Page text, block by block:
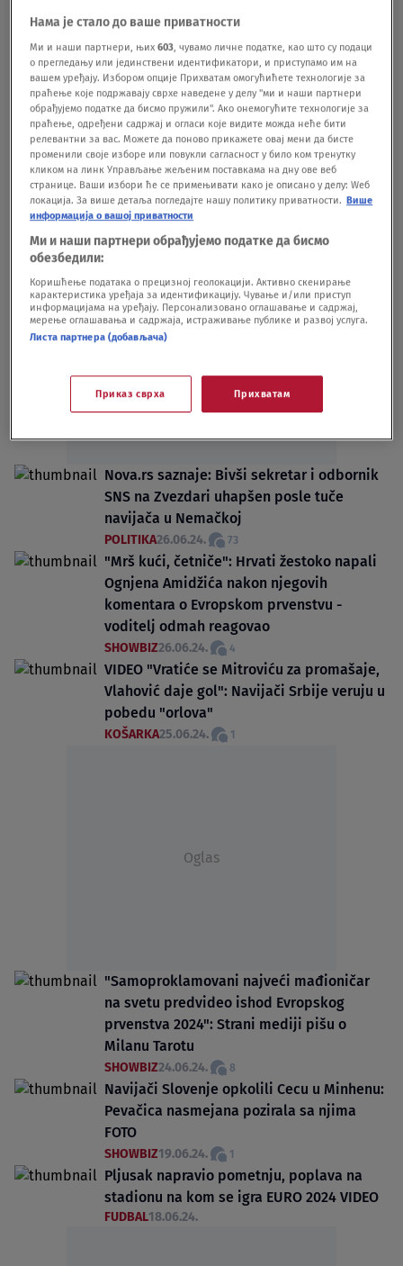
Granda otkrila šta se desilo sa pesmom
SHOWBIZ08.07.24.
VIDEO Jeziv snimak sa Evra: Redari mučki
tuku navijača u tunelu, šutirali ga i udarali
pesnicama
FUDBAL03.07.24. 3
FOTO Dejan Matić sinoć bodrio Orlove sa
tribina: Osvanula slika pevača iz Alijanc
arene
Nova.rs saznaje: Bivši sekretar i odbornik
SNS na Zvezdari uhapšen posle tuče
navijača u Nemačkoj
POLITIKA26.06.24. 73
"Mrš kući, četniče": Hrvati žestoko napali
Ognjena Amidžića nakon njegovih
komentara o Evropskom prvenstvu -
voditelj odmah reagovao
SHOWBIZ26.06.24. 4
VIDEO "Vratiće se Mitroviću za promašaje,
Vlahović daje gol": Navijači Srbije veruju u
pobedu "orlova"
KOŠARKA25.06.24. 1
Oglas
"Samoproklamovani najveći mađioničar
na svetu predvideo ishod Evropskog
prvenstva 2024": Strani mediji pišu o
Milanu Tarotu
SHOWBIZ24.06.24. 8
Navijači Slovenje opkolili Cecu u Minhenu:
Pevačica nasmejana pozirala sa njima
FOTO
SHOWBIZ19.06.24. 1
Pljusak napravio pometnju, poplava na
stadionu na kom se igra EURO 2024 VIDEO
FUDBAL18.06.24.
Нама је стало до ваше приватности
Ми и наши партнери, њих603, чувамо личне податке, као што су подаци
о прегледању или јединствени идентификатори, и приступамо им на
вашем уређају. Избором опције Прихватам омогућићете технологије за
праћење које подржавају сврхе наведене у делу "ми и наши партнери
обрађујемо податке да бисмо пружили". Ако онемогућите технологије за
праћење, одређени садржај и огласи које видите можда неће бити
релевантни за вас. Можете да поново прикажете овај мени да бисте
променили своје изборе или повукли сагласност у било ком тренутку
кликом на линк Управљање жељеним поставкама на дну ове веб
странице. Ваши избори ће се примењивати како је описано у делу: Wеб
локација. За више детаља погледајте нашу политику приватности. Више
информација о вашој приватности
Ми и наши партнери обрађујемо податке да бисмо
обезбедили:
Коришћење података о прецизној геолокацији. Активно скенирање
карактеристика уређаја за идентификацију. Чување и/или приступ
информацијама на уређају. Персонализовано оглашавање и садржај,
мерење оглашавања и садржаја, истраживање публике и развој услуга.
Листа партнера (добављача)
Приказ сврха Прихватам